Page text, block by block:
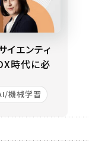
イエンティ
時代に必
機械学習